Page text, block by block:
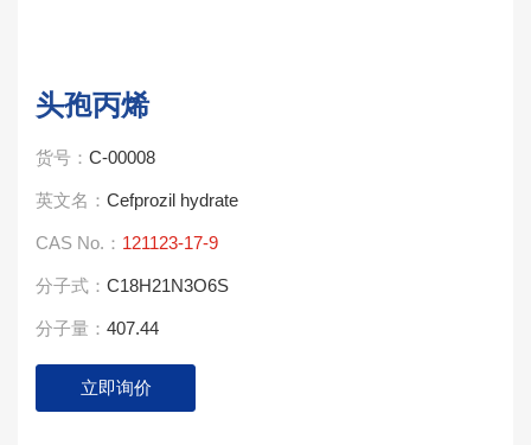
头孢丙烯
货号： C-00008
英文名： Cefprozil hydrate
CAS No.： 121123-17-9
分子式： C18H21N3O6S
分子量： 407.44
立即询价